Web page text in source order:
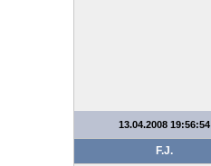
13.04.2008 19:56:54
F.J.